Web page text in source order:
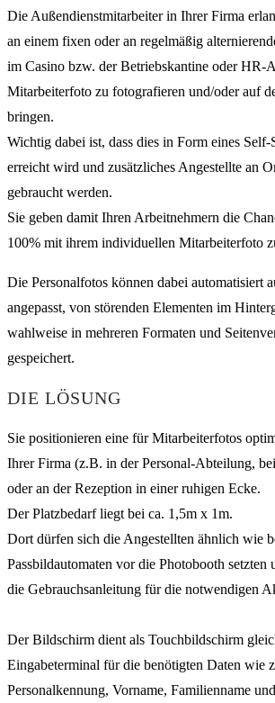
Die Außendienstmitarbeiter in Ihrer Firma
an einem fixen oder an regelmäßig
im Casino bzw. der Betriebskantine oder HR-
Mitarbeiterfoto zu fotografieren und/oder auf
bringen.
Wichtig dabei ist, dass dies in Form eines Self-
erreicht wird und zusätzliches Angestellte an
gebraucht werden.
Sie geben damit Ihren Arbeitnehmern die
100% mit ihrem individuellen Mitarbeiterfoto
Die Personalfotos können dabei automatisiert
angepasst, von störenden Elementen im
wahlweise in mehreren Formaten und
gespeichert.
DIE LÖSUNG
Sie positionieren eine für Mitarbeiterfotos
Ihrer Firma (z.B. in der Personal-Abteilung,
oder an der Rezeption in einer ruhigen Ecke.
Der Platzbedarf liegt bei ca. 1,5m x 1m.
Dort dürfen sich die Angestellten ähnlich wie
Passbildautomaten vor die Photobooth setzten
die Gebrauchsanleitung für die notwendigen
Der Bildschirm dient als Touchbildschirm
Eingabeterminal für die benötigten Daten wie
Personalkennung, Vorname, Familienname